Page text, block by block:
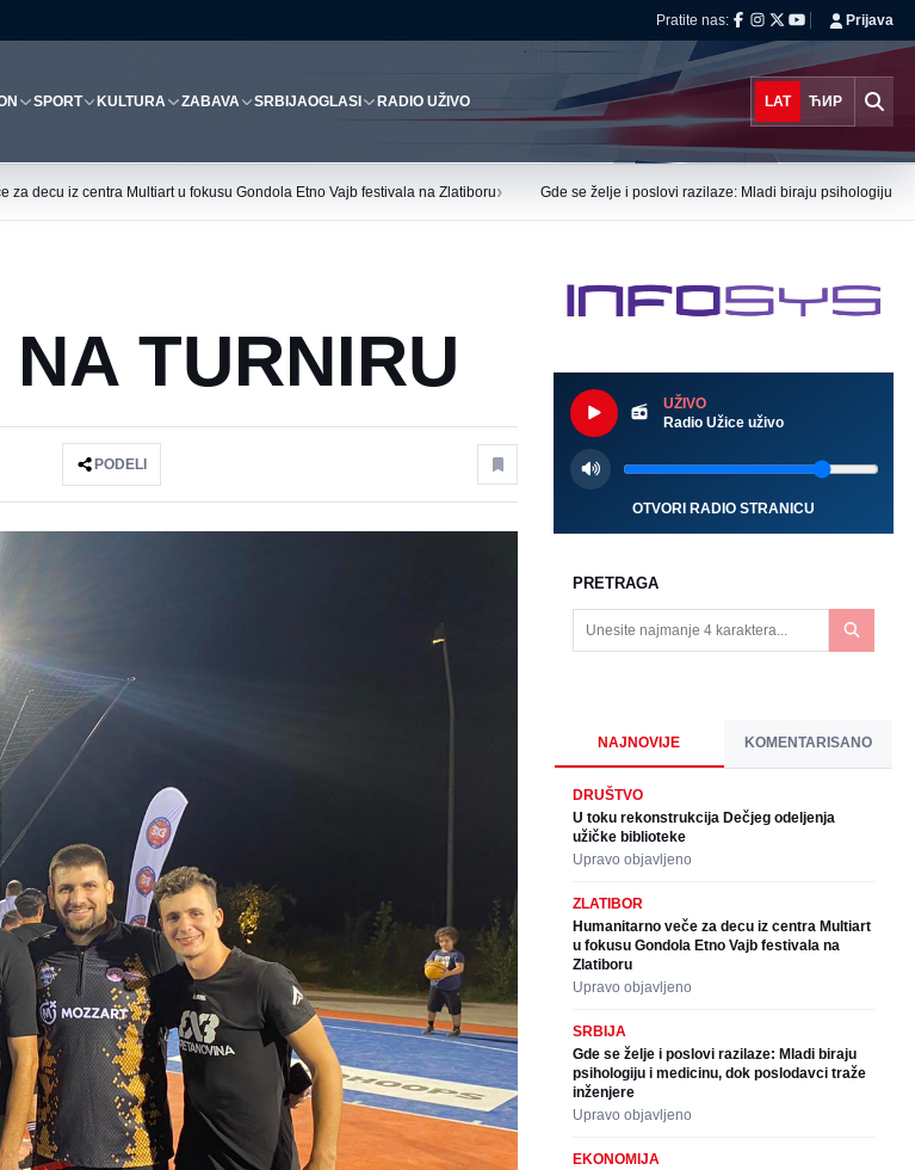
Pratite nas: Prijava
SPORT KULTURA ZABAVA SRBIJAOGLASI RADIO UŽIVO LAT ЋИР
za decu iz centra Multiart u fokusu Gondola Etno Vajb festivala na Zlatiboru› Gde se želje i poslovi razilaze: Mladi biraju psihologiju i
TURNIRU
PODELI
UŽIVO
Radio Užice uživo
OTVORI RADIO STRANICU
PRETRAGA
NAJNOVIJE KOMENTARISANO
DRUŠTVO
U toku rekonstrukcija Dečjeg odeljenja
užičke biblioteke
Upravo objavljeno
ZLATIBOR
Humanitarno veče za decu iz centra Multiart
u fokusu Gondola Etno Vajb festivala na
Zlatiboru
Upravo objavljeno
SRBIJA
Gde se želje i poslovi razilaze: Mladi biraju
psihologiju i medicinu, dok poslodavci traže
inženjere
Upravo objavljeno
EKONOMIJA